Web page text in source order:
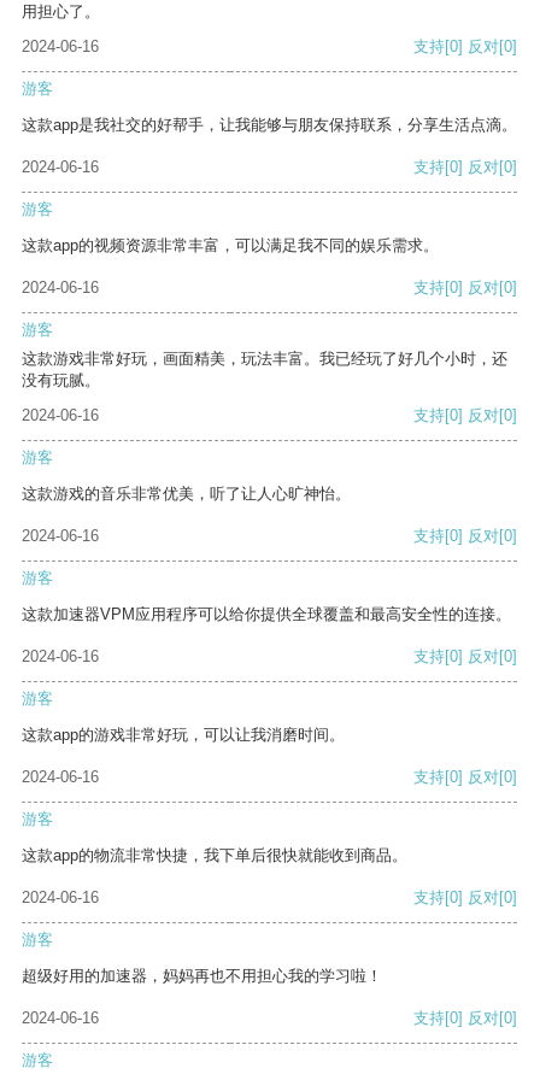
用担心了。
2024-06-16
支持[0] 反对[0]
游客
这款app是我社交的好帮手，让我能够与朋友保持联系，分享生活点滴。
2024-06-16 支持[0] 反对[0]
游客
这款app的视频资源非常丰富，可以满足我不同的娱乐需求。
2024-06-16 支持[0] 反对[0]
游客
这款游戏非常好玩，画面精美，玩法丰富。我已经玩了好几个小时，还
没有玩腻。
2024-06-16
支持[0] 反对[0]
游客
这款游戏的音乐非常优美，听了让人心旷神怡。
2024-06-16 支持[0] 反对[0]
游客
这款加速器VPM应用程序可以给你提供全球覆盖和最高安全性的连接。
2024-06-16 支持[0] 反对[0]
游客
这款app的游戏非常好玩，可以让我消磨时间。
2024-06-16 支持[0] 反对[0]
游客
这款app的物流非常快捷，我下单后很快就能收到商品。
2024-06-16 支持[0] 反对[0]
游客
超级好用的加速器，妈妈再也不用担心我的学习啦！
2024-06-16 支持[0] 反对[0]
游客